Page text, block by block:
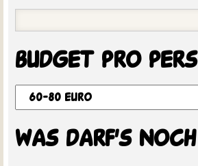
budget pro
was darf's noch